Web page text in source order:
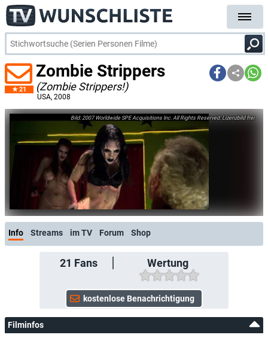
21
Zombie Strippers
(Zombie Strippers!)
USA, 2008
2007 Worldwide SPE Acquisitions Inc. All Rights Reserved. Lizenzbild frei
Info Streams im TV Forum Shop
21 Fans Wertung
Filminfos